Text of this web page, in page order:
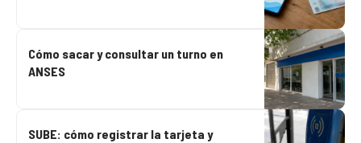
Cómo sacar y consultar un turno en
ANSES
SUBE: cómo registrar la tarjeta y